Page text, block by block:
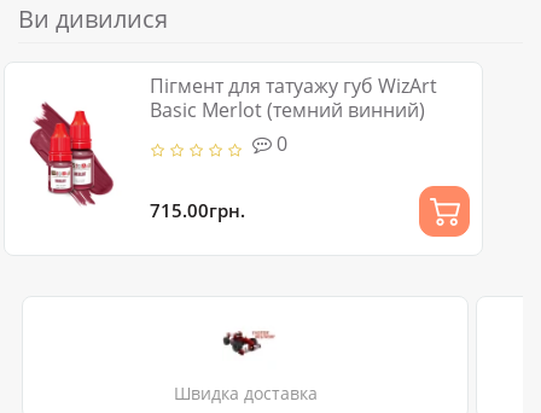
Ви дивилися
Пігмент для татуажу губ WizArt
Basic Merlot (темний винний)
0
715.00грн.
Швидка доставка